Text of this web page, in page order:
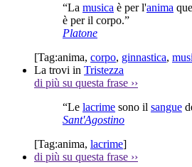
“La musica è per l'anima
è per il corpo.”
Platone
[Tag:anima, corpo, ginnastica,
La trovi in Tristezza
di più su questa frase ››
“Le lacrime sono il sangue
Sant'Agostino
[Tag:anima, lacrime]
di più su questa frase ››